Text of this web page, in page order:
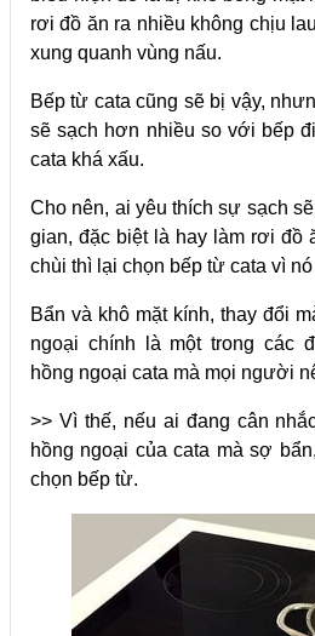
rơi đồ ăn ra nhiều không chịu
xung quanh vùng nấu.
Bếp từ cata cũng sẽ bị vậy,
sẽ sạch hơn nhiều so với bếp
cata khá xấu.
Cho nên, ai yêu thích sự sạch
gian, đặc biệt là hay làm rơi đồ
chùi thì lại chọn bếp từ cata vì
Bẩn và khô mặt kính, thay đổi
ngoại chính là một trong các
hồng ngoại cata mà mọi người
>> Vì thế, nếu ai đang cân
hồng ngoại của cata mà sợ
chọn bếp từ.